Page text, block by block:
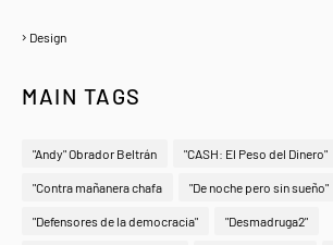
Design
MAIN TAGS
"Andy" Obrador Beltrán "CASH: El Peso del Dinero"
"Contra mañanera chafa "De noche pero sin sueño"
"Defensores de la democracia" "Desmadruga2"